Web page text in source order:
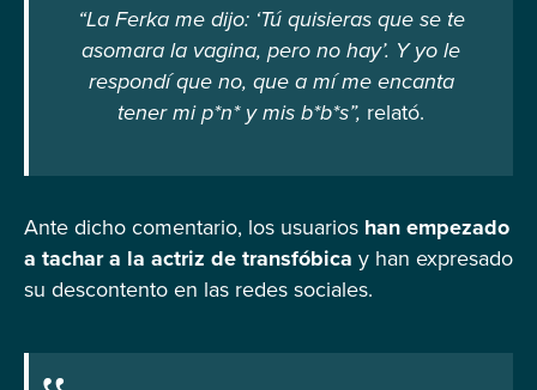
“La Ferka me dijo: ‘Tú quisieras que se te
asomara la vagina, pero no hay’. Y yo le
respondí que no, que a mí me encanta
tener mi p*n* y mis b*b*s”, relató.
Ante dicho comentario, los usuarios han empezado
a tachar a la actriz de transfóbica y han expresado
su descontento en las redes sociales.